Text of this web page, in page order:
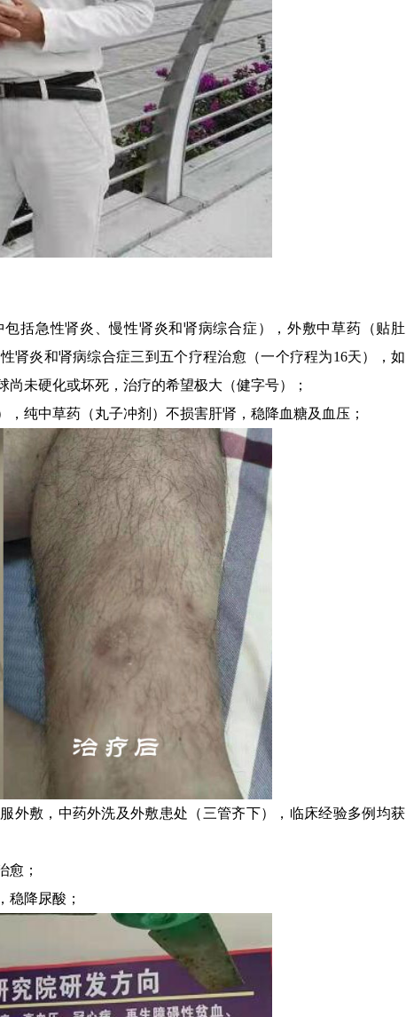
括急性肾炎、慢性肾炎和肾病综合症），外敷中草药（贴肚
肾炎和肾病综合症三到五个疗程治愈（一个疗程为16天），如
未硬化或坏死，治疗的希望极大（健字号）；
纯中草药（丸子冲剂）不损害肝肾，稳降血糖及血压；
外敷，中药外洗及外敷患处（三管齐下），临床经验多例均获
愈；
稳降尿酸；